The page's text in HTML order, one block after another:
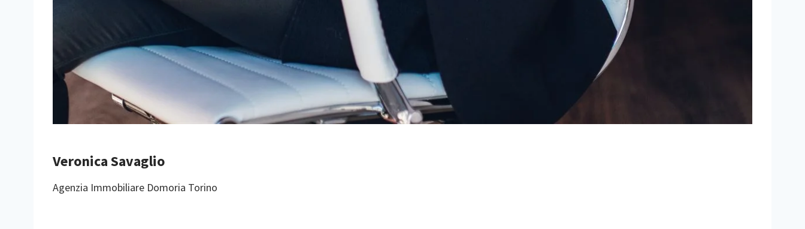
Veronica Savaglio
Agenzia Immobiliare Domoria Torino